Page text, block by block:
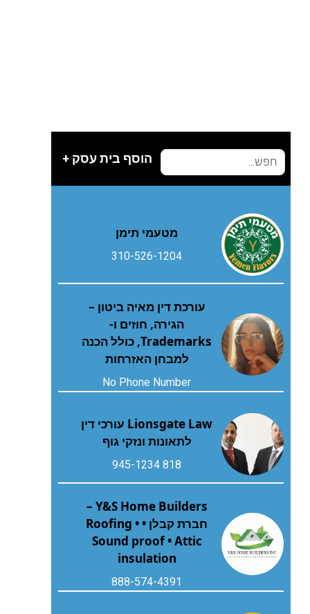
הוסף בית עסק +
מטעמי תימן
310-526-1204
עורכת דין מאיה ביטון –
הגירה, חוזים ו-
Trademarks, כולל הכנה
למבחן האזרחות
No Phone Number
Lionsgate Law עורכי דין
לתאונות ונזקי גוף
818 945-1234
Y&S Home Builders –
חברת קבלן • Roofing •
Sound proof • Attic
insulation
888-574-4391